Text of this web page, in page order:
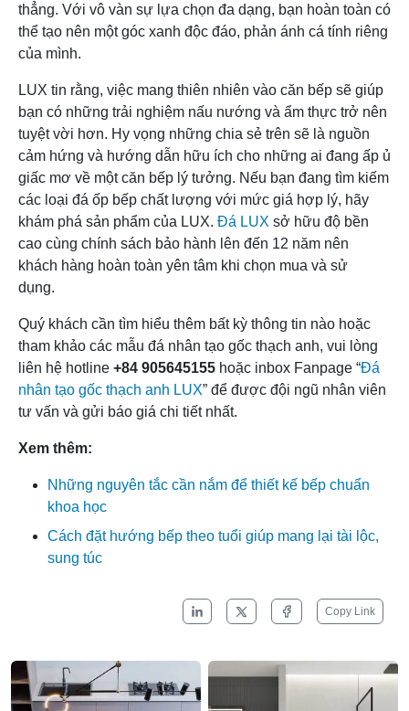
thẳng. Với vô vàn sự lựa chọn đa dạng, bạn hoàn toàn có
thể tạo nên một góc xanh độc đáo, phản ánh cá tính riêng
của mình.
LUX tin rằng, việc mang thiên nhiên vào căn bếp sẽ giúp
bạn có những trải nghiệm nấu nướng và ẩm thực trở nên
tuyệt vời hơn. Hy vọng những chia sẻ trên sẽ là nguồn
cảm hứng và hướng dẫn hữu ích cho những ai đang ấp ủ
giấc mơ về một căn bếp lý tưởng. Nếu bạn đang tìm kiếm
các loại đá ốp bếp chất lượng với mức giá hợp lý, hãy
khám phá sản phẩm của LUX. Đá LUX sở hữu độ bền
cao cùng chính sách bảo hành lên đến 12 năm nên
khách hàng hoàn toàn yên tâm khi chọn mua và sử
dụng.
Quý khách cần tìm hiểu thêm bất kỳ thông tin nào hoặc
tham khảo các mẫu đá nhân tạo gốc thạch anh, vui lòng
liên hệ hotline +84 905645155 hoặc inbox Fanpage “Đá
nhân tạo gốc thạch anh LUX” để được đội ngũ nhân viên
tư vấn và gửi báo giá chi tiết nhất.
Xem thêm:
Những nguyên tắc cần nắm để thiết kế bếp chuẩn
khoa học
Cách đặt hướng bếp theo tuổi giúp mang lại tài lộc,
sung túc
Copy Link